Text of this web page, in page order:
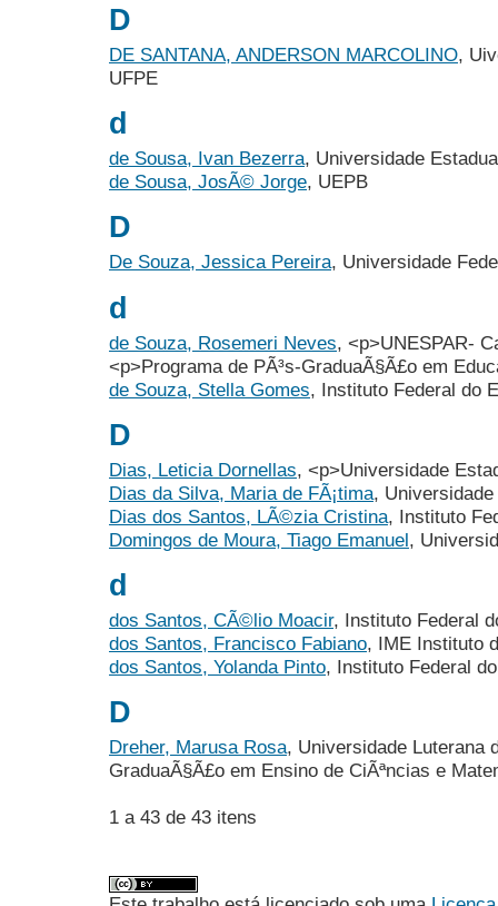
D
DE SANTANA, ANDERSON MARCOLINO,
UFPE
d
de Sousa, Ivan Bezerra, Universidade
de Sousa, JosÃ© Jorge, UEPB
D
De Souza, Jessica Pereira, Universidade
d
de Souza, Rosemeri Neves, <p>UNESPAR-
<p>Programa de PÃ³s-GraduaÃ§Ã£o em
de Souza, Stella Gomes, Instituto Federal do
D
Dias, Leticia Dornellas, <p>Universidade
Dias da Silva, Maria de FÃ¡tima,
Dias dos Santos, LÃ©zia Cristina, Instituto
Domingos de Moura, Tiago Emanuel,
d
dos Santos, CÃ©lio Moacir, Instituto Federal
dos Santos, Francisco Fabiano, IME Instituto
dos Santos, Yolanda Pinto, Instituto Federal
D
Dreher, Marusa Rosa, Universidade Luterana
GraduaÃ§Ã£o em Ensino de CiÃªncias e
1 a 43 de 43 itens